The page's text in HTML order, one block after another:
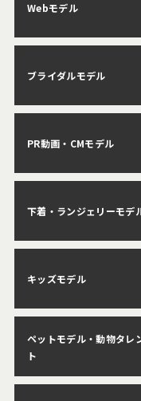
Webモデル
ブライダルモデル
PR動画・CMモデル
下着・ランジェリーモデ
キッズモデル
ペットモデル・動物タレ
ト